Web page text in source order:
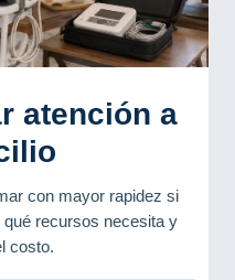
atención a
con mayor rapidez si
recursos necesita y
costo.